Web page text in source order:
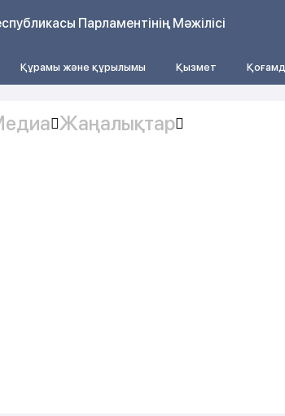
Парламентінің Мәжілісі
Құрамы және құрылымы Қызмет
Жаңалықтар